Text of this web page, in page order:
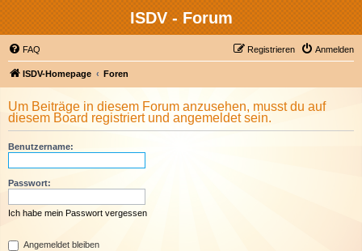
ISDV - Forum
FAQ Anmelden
Registrieren
ISDV-Homepage Foren
Um Beiträge in diesem Forum anzusehen, musst du auf
diesem Board registriert und angemeldet sein.
Benutzername:
Passwort:
Ich habe mein Passwort vergessen
Angemeldet bleiben